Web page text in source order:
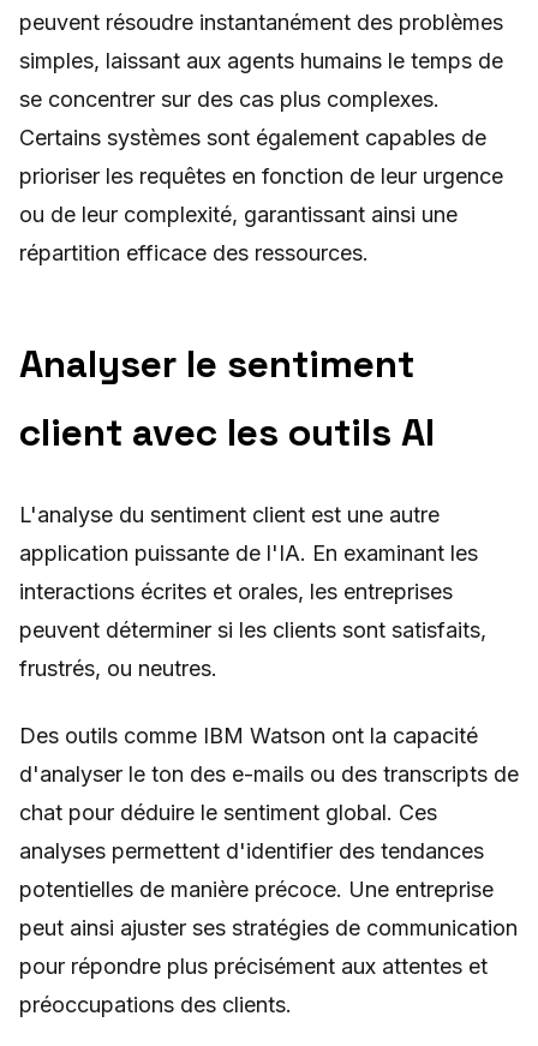
peuvent résoudre instantanément des problèmes
simples, laissant aux agents humains le temps de
se concentrer sur des cas plus complexes.
Certains systèmes sont également capables de
prioriser les requêtes en fonction de leur urgence
ou de leur complexité, garantissant ainsi une
répartition efficace des ressources.
Analyser le sentiment
client avec les outils AI
L'analyse du sentiment client est une autre
application puissante de l'IA. En examinant les
interactions écrites et orales, les entreprises
peuvent déterminer si les clients sont satisfaits,
frustrés, ou neutres.
Des outils comme IBM Watson ont la capacité
d'analyser le ton des e-mails ou des transcripts de
chat pour déduire le sentiment global. Ces
analyses permettent d'identifier des tendances
potentielles de manière précoce. Une entreprise
peut ainsi ajuster ses stratégies de communication
pour répondre plus précisément aux attentes et
préoccupations des clients.